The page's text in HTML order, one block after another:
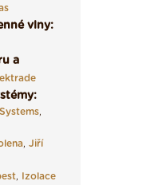
vlny:
a
,
, Jiří
, Izolace